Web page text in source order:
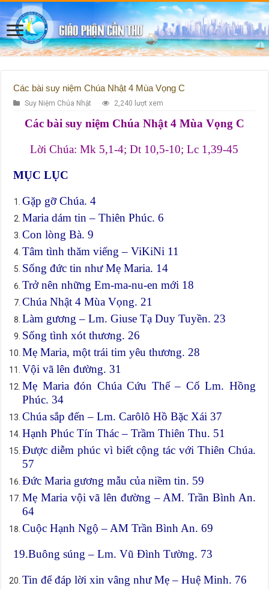
Các bài suy niệm Chúa Nhật 4 Mùa Vọng C
Suy Niệm Chúa Nhật 2,240 lượt xem
Các bài suy niệm Chúa Nhật 4 Mùa Vọng C
Lời Chúa: Mk 5,1-4; Dt 10,5-10; Lc 1,39-45
MỤC LỤC
Gặp gỡ Chúa. 4
Maria dám tin – Thiên Phúc. 6
Con lòng Bà. 9
Tâm tình thăm viếng – ViKiNi 11
Sống đức tin như Mẹ Maria. 14
Trở nên những Em-ma-nu-en mới 18
Chúa Nhật 4 Mùa Vọng. 21
Làm gương – Lm. Giuse Tạ Duy Tuyền. 23
Sống tình xót thương. 26
Mẹ Maria, một trái tim yêu thương. 28
Vội vã lên đường. 31
Mẹ Maria đón Chúa Cứu Thế – Cố Lm. Hồng
Phúc. 34
Chúa sắp đến – Lm. Carôlô Hồ Bặc Xái 37
Hạnh Phúc Tín Thác – Trầm Thiên Thu. 51
Ðược diễm phúc vì biết cộng tác với Thiên Chúa.
57
Đức Maria gương mẫu của niềm tin. 59
Mẹ Maria vội vã lên đường – AM. Trần Bình An.
64
Cuộc Hạnh Ngộ – AM Trần Bình An. 69
19.Buông súng – Lm. Vũ Đình Tường. 73
Tin để đáp lời xin vâng như Mẹ – Huệ Minh. 76